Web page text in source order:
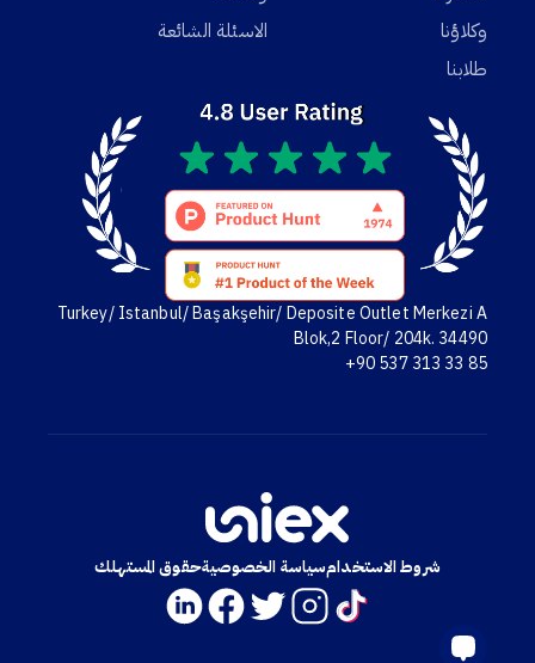
وكلاؤنا
طلابنا
الاسئلة الشائعة
Turkey/ Istanbul/ Başakşehir/ Deposite Outlet Merkezi A
Blok,2 Floor/ 204k. 34490
+90 537 313 33 85
حقوق المستهلكسياسة الخصوصيةشروط الاستخدام